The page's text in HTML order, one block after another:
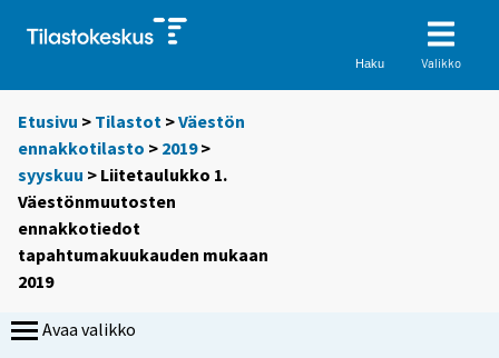
Haku Valikko
Etusivu > Tilastot >Väestön
ennakkotilasto > 2019>
syyskuu > Liitetaulukko 1.
Väestönmuutosten
ennakkotiedot
tapahtumakuukauden mukaan
2019
Avaa valikko